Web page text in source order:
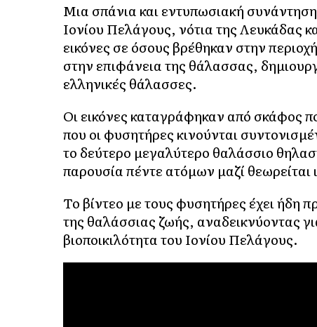
Μια σπάνια και εντυπωσιακή
Ιονίου Πελάγους, νότια της Λευκάδας
εικόνες σε όσους βρέθηκαν στην
στην επιφάνεια της θάλασσας,
ελληνικές θάλασσες.
Οι εικόνες καταγράφηκαν από σκάφος
που οι φυσητήρες κινούνται
το δεύτερο μεγαλύτερο θαλάσσιο
παρουσία πέντε ατόμων μαζί θεωρείται
Το βίντεο με τους φυσητήρες έχει ήδη
της θαλάσσιας ζωής, αναδεικνύοντας
βιοποικιλότητα του Ιονίου Πελάγους.